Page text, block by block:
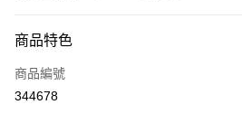
信用卡
Apple Pay
商品特色
商品編號
344678